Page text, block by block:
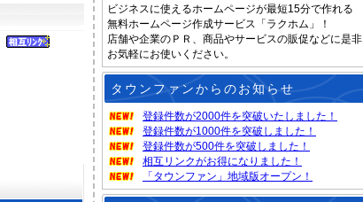
ビジネスに使えるホームページが最短15分で作れる
無料ホームページ作成サービス「ラクホム」！
店舗や企業のＰＲ、商品やサービスの販促などに是非
お気軽にお使いください。
タウンファンからのお知らせ
登録件数が2000件を突破いたしました！
登録件数が1000件を突破しました！
登録件数が500件を突破しました！
相互リンクがお得になりました！
「タウンファン」地域版オープン！